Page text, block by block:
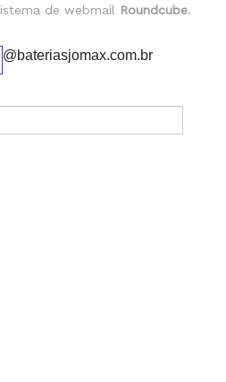
de webmail Roundcube.
@bateriasjomax.com.br